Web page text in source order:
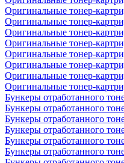
Оригинальные тонер-
Оригинальные тонер-
Оригинальные тонер-
Оригинальные тонер-
Оригинальные тонер-
Оригинальные тонер-
Оригинальные тонер-
Оригинальные тонер-
Бункеры отработанного
Бункеры отработанного
Бункеры отработанного
Бункеры отработанного
Бункеры отработанного
Бункеры отработанного